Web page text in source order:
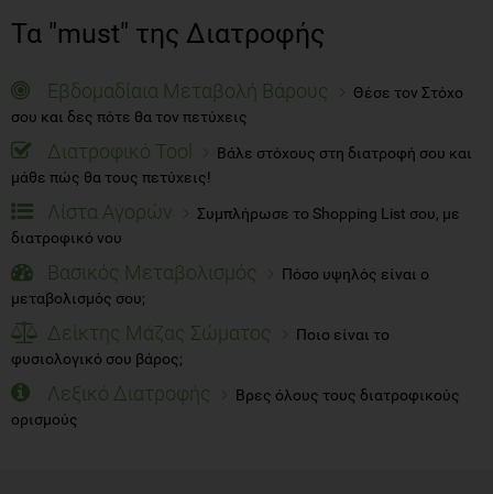
Τα "must" της Διατροφής
Εβδομαδίαια Μεταβολή Βάρους
Θέσε τον Στόχο
σου και δες πότε θα τον πετύχεις
Διατροφικό Tool
Βάλε στόχους στη διατροφή σου και
μάθε πώς θα τους πετύχεις!
Λίστα Αγορών
Συμπλήρωσε το Shopping List σου, με
διατροφικό νου
Βασικός Μεταβολισμός
Πόσο υψηλός είναι ο
μεταβολισμός σου;
Δείκτης Μάζας Σώματος
Ποιο είναι το
φυσιολογικό σου βάρος;
Λεξικό Διατροφής
Βρες όλους τους διατροφικούς
ορισμούς